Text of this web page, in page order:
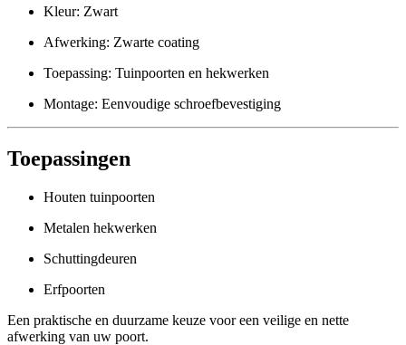
Kleur: Zwart
Afwerking: Zwarte coating
Toepassing: Tuinpoorten en hekwerken
Montage: Eenvoudige schroefbevestiging
Toepassingen
Houten tuinpoorten
Metalen hekwerken
Schuttingdeuren
Erfpoorten
Een praktische en duurzame keuze voor een veilige en nette
afwerking van uw poort.